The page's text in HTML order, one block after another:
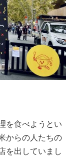
を食べようとい
からの人たちの
を出していまし